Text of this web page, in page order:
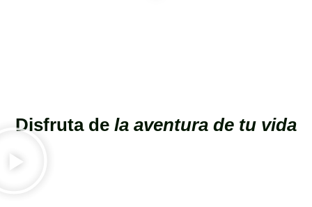
Disfruta de la aventura de tu vida